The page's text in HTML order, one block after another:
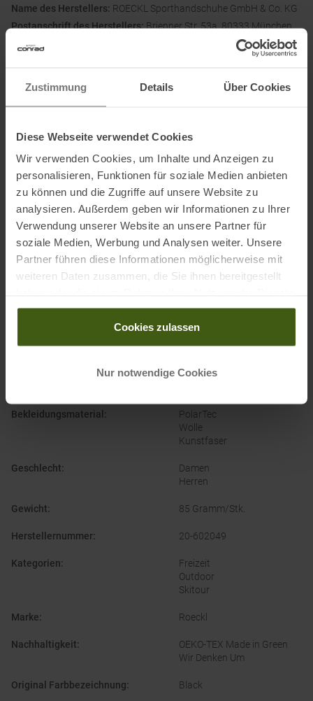
Zustimmung Details Über Cookies
Diese Webseite verwendet Cookies
Wir verwenden Cookies, um Inhalte und Anzeigen zu
personalisieren, Funktionen für soziale Medien anbieten
zu können und die Zugriffe auf unsere Website zu
analysieren. Außerdem geben wir Informationen zu Ihrer
Verwendung unserer Website an unsere Partner für
soziale Medien, Werbung und Analysen weiter. Unsere
Partner führen diese Informationen möglicherweise mit
weiteren Daten zusammen, die Sie ihnen bereitgestellt
gesammelt haben.
Cookies zulassen
Nur notwendige Cookies
Name des Herstellers: ROECKL Sporthandschuhe GmbH & Co. KG
Postanschrift des Herstellers:Brienner Str. 53a, 80333 München,
PRODUKTEIGENSCHAFTEN:
Ausstattung Handschuhe:
Touchscreenkompatibel
Geruchsneutral
Atmungsaktiv
Feuchtigkeitsregulierend
Bekleidungsmaterial :
PolarTec
Wolle
Kunstfaser
Geschlecht:
Damen
Herren
Gewicht: 85 Gramm/Stk.
Herstellernummer: 20-602049
Kategorien:
Freizeit
Outdoor
Skitour
Marke: Roeckl
Nachhaltigkeit:
OEKO-TEX Made in Green
Wir Denken Um
Original Farbbezeichnung: Black